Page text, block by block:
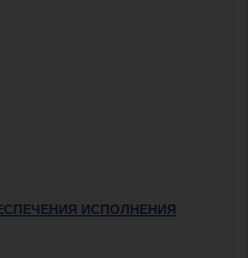
ИСПОЛНЕНИЯ